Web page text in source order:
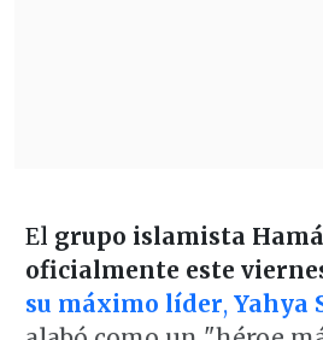
El grupo islamista
oficialmente este
su máximo líder,Yahya